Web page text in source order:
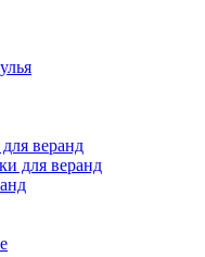
веранд
для веранд